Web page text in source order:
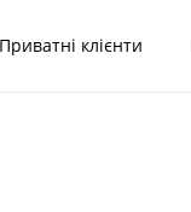
Приватні клієнти